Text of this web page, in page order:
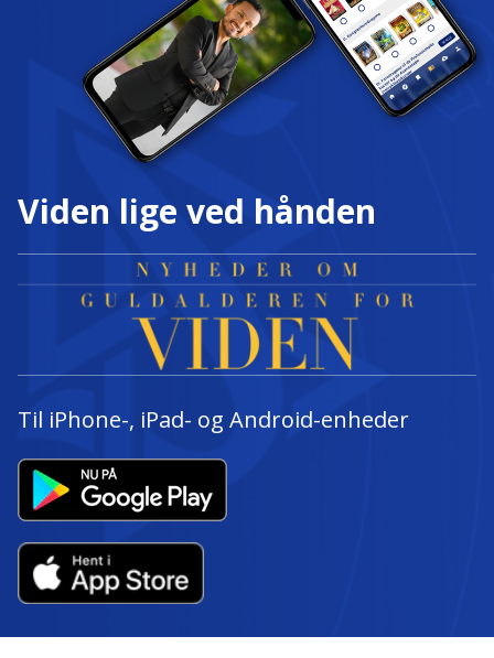
Viden lige ved hånden
Til iPhone-, iPad- og Android-enheder